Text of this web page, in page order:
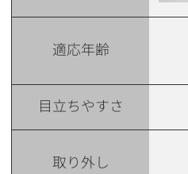
適応年齢
目立ちやすさ
取り外し